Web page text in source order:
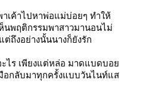
เค้าไปหาพ่อแม่บ่อยๆ ทำให้
นพฤติกรรมพาสาวมานอนไม่
ถึงอย่างนั้นนางก็ยังรัก
ะไร เพียงแต่หล่อ มาดแบดบอ
อกลับมาทุกครั้งแบบวันไนท์แส